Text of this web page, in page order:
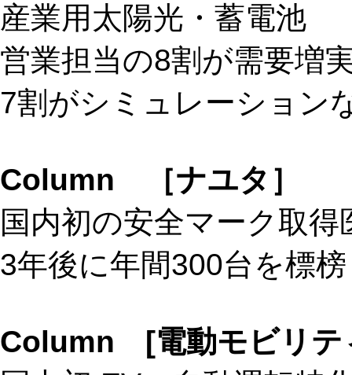
産業用太陽光・蓄電池
営業担当の8割が需要増
7割がシミュレーション
Column ［ナユタ］
国内初の安全マーク取得
3年後に年間300台を標榜
Column [電動モビリテ